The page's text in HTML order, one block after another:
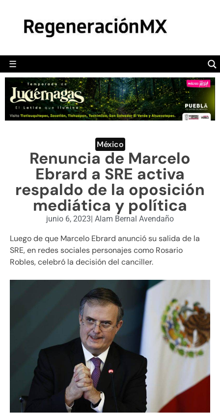
☰
POLÍTICA
CAMALEÓN
OPINIÓN
DEPORTES
ENGLISH SECTION
VIDEOS
México
Renuncia de Marcelo
Ebrard a SRE activa
respaldo de la oposición
mediática y política
junio 6, 2023| Alam Bernal Avendaño
Luego de que Marcelo Ebrard anunció su salida de la
SRE, en redes sociales personajes como Rosario
Robles, celebró la decisión del canciller.